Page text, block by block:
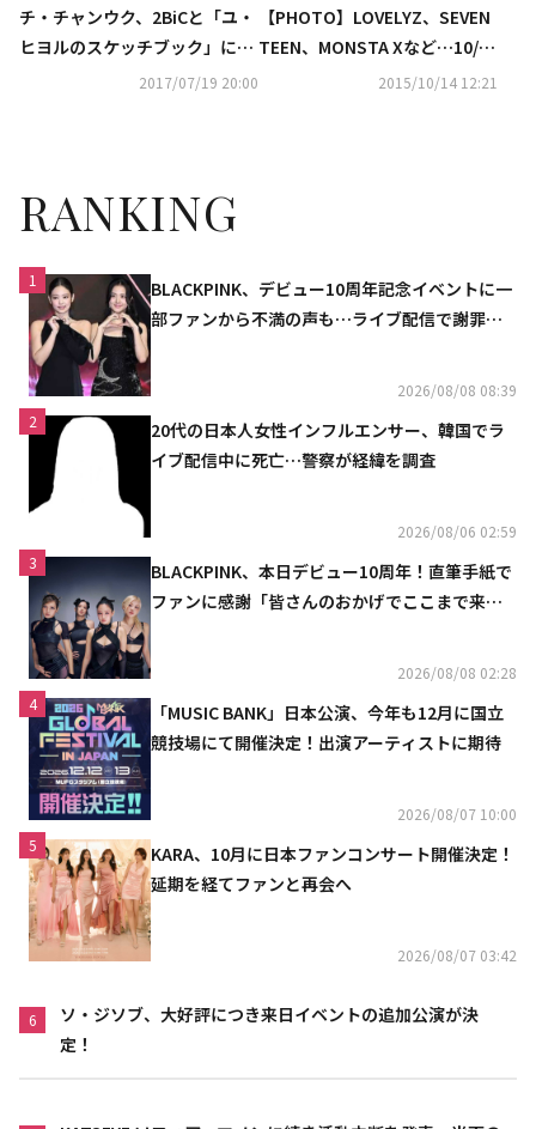
チ・チャンウク、2BiCと「ユ・
ヒヨルのスケッチブック」に出
演“楽しかったです”2017/07/19 20:00
【PHOTO】LOVELYZ、SEVEN
TEEN、MONSTA Xなど…10/13
放送「THE SHOW」出演(総合)
2015/10/14 12:21
RANKING
1
BLACKPINK、デビュー10周年記念イベントに一
部ファンから不満の声も…ライブ配信で謝罪
2026/08/08 08:39
2
20代の日本人女性インフルエンサー、韓国でラ
イブ配信中に死亡…警察が経緯を調査
2026/08/06 02:59
3
BLACKPINK、本日デビュー10周年！直筆手紙で
ファンに感謝「皆さんのおかげでここまで来ら
2026/08/08 02:28
4
「MUSIC BANK」日本公演、今年も12月に国立
競技場にて開催決定！出演アーティストに期待
2026/08/07 10:00
5
KARA、10月に日本ファンコンサート開催決定！
延期を経てファンと再会へ
2026/08/07 03:42
6
ソ・ジソブ、大好評につき来日イベントの追加公演が決
定！